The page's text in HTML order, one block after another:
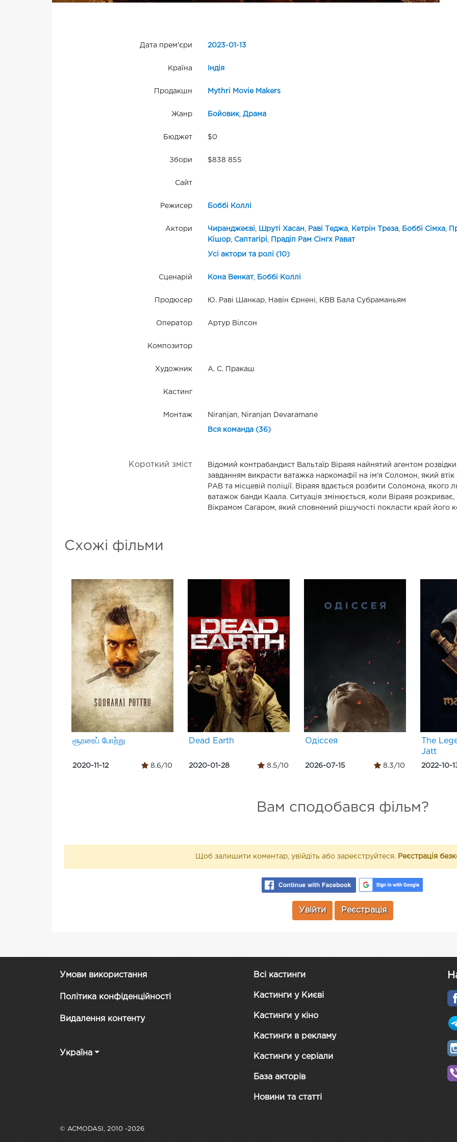
Дата прем'єри 2023-01 - 13
Країна Індія
Продакшн Mythri Movie Makers
Жанр Бойовик, Драма
Бюджет $0
Збори $838 855
Сайт
Режисер Боббі Коллі
Актори Чиранджеєві Шруті Хасан Раві Теджа, Кетрін Треза, Боббі Сімха,
Кішор, Саптагірі Прадіп Рам Сінгх Рават
Усі актори та ролі (10)
Сценарій Кона Венкат, Боббі Коллі
Продюсер Ю. Раві Шанкар, Навін Єрнені, КВВ Бала Субраманьям
Оператор Артур Вілсон
Композитор
Художник А. С. Пракаш
Кастинг
Монтаж Niranjan, Niranjan Devaramane
Вся команда (36)
Короткий зміст
Відомий контрабандист Вальтаїр Віраяя найнятий агентом
завданням викрасти ватажка наркомафії на ім'я Соломон, який втік
РАВ та місцевій поліції. Віраяя вдається розбити Соломона,
ватажок банди Каала. Ситуація змінюється, коли Віраяя
Вікрамом Сагаром, який сповнений рішучості покласти край його
Схожі фільми
சூரரைப் போற்று
2020-11-12 8.6/10
Dead Earth
2020-01-28 8.5/10
Одіссея
2026-07-15 8.3/10
The
Jatt
2022-10-
Вам сподобався фільм?
Щоб залишити коментар, увійдіть або зареєструйтеся. Реєстрація
Увійти Реєстрація
Умови використання
Політика конфіденційності
Видалення контенту
Україна
Всі кастинги
Кастинги у Києві
Кастинги у кіно
Кастинги в рекламу
Кастинги у серіали
База акторів
Новини та статті
© ACMODASI, 2010 -2026